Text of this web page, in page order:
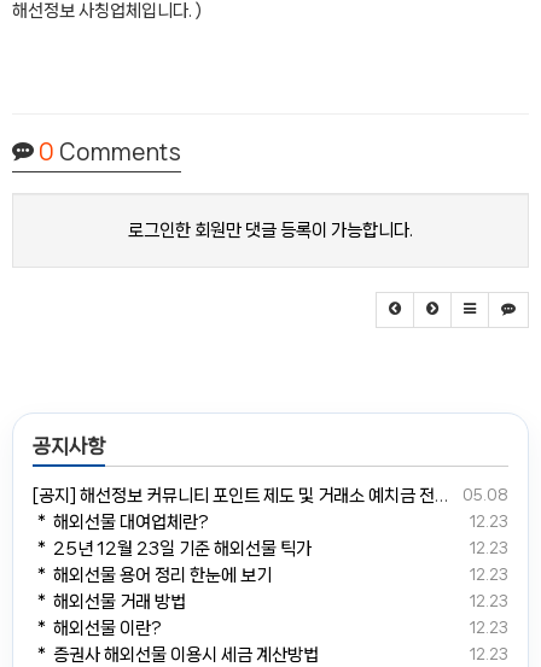
해선정보 사칭업체입니다. )
0 Comments
로그인한 회원만 댓글 등록이 가능합니다.
공지사항
05.08
[공지] 해선정보 커뮤니티 포인트 제도 및 거래소 예치금 전환 안내
12.23
＊ 해외선물 대여업체란?
12.23
＊ 25년 12월 23일 기준 해외선물 틱가
12.23
＊ 해외선물 용어 정리 한눈에 보기
12.23
＊ 해외선물 거래 방법
12.23
＊ 해외선물 이란?
12.23
＊ 증권사 해외선물 이용시 세금 계산방법